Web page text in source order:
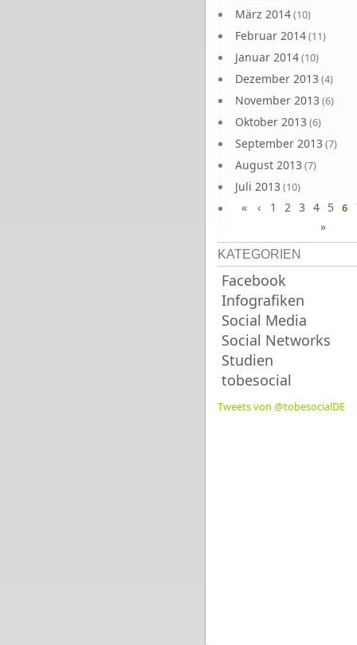
März 2014(10)
Februar 2014(11)
Januar 2014(10)
Dezember 2013 (4)
November 2013 (6)
Oktober 2013 (6)
September 2013 (7)
August 2013 (7)
Juli 2013 (10)
Juni 2013(10)
« ‹ 1 2 3 4 5 6
»
KATEGORIEN
Facebook
Infografiken
Social Media
Social Networks
Studien
tobesocial
Tweets von @tobesocialDE